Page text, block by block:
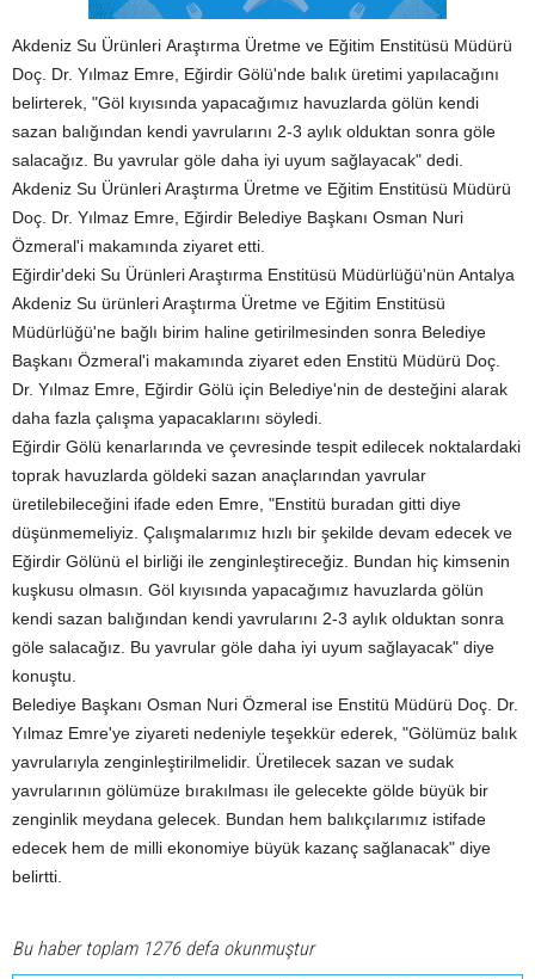
Akdeniz Su Ürünleri Araştırma Üretme ve Eğitim Enstitüsü Müdürü
Doç. Dr. Yılmaz Emre, Eğirdir Gölü'nde balık üretimi yapılacağını
belirterek, "Göl kıyısında yapacağımız havuzlarda gölün kendi
sazan balığından kendi yavrularını 2-3 aylık olduktan sonra göle
salacağız. Bu yavrular göle daha iyi uyum sağlayacak" dedi.
Akdeniz Su Ürünleri Araştırma Üretme ve Eğitim Enstitüsü Müdürü
Doç. Dr. Yılmaz Emre, Eğirdir Belediye Başkanı Osman Nuri
Özmeral'i makamında ziyaret etti.
Eğirdir'deki Su Ürünleri Araştırma Enstitüsü Müdürlüğü'nün Antalya
Akdeniz Su ürünleri Araştırma Üretme ve Eğitim Enstitüsü
Müdürlüğü'ne bağlı birim haline getirilmesinden sonra Belediye
Başkanı Özmeral'i makamında ziyaret eden Enstitü Müdürü Doç.
Dr. Yılmaz Emre, Eğirdir Gölü için Belediye'nin de desteğini alarak
daha fazla çalışma yapacaklarını söyledi.
Eğirdir Gölü kenarlarında ve çevresinde tespit edilecek noktalardaki
toprak havuzlarda göldeki sazan anaçlarından yavrular
üretilebileceğini ifade eden Emre, "Enstitü buradan gitti diye
düşünmemeliyiz. Çalışmalarımız hızlı bir şekilde devam edecek ve
Eğirdir Gölünü el birliği ile zenginleştireceğiz. Bundan hiç kimsenin
kuşkusu olmasın. Göl kıyısında yapacağımız havuzlarda gölün
kendi sazan balığından kendi yavrularını 2-3 aylık olduktan sonra
göle salacağız. Bu yavrular göle daha iyi uyum sağlayacak" diye
konuştu.
Belediye Başkanı Osman Nuri Özmeral ise Enstitü Müdürü Doç. Dr.
Yılmaz Emre'ye ziyareti nedeniyle teşekkür ederek, "Gölümüz balık
yavrularıyla zenginleştirilmelidir. Üretilecek sazan ve sudak
yavrularının gölümüze bırakılması ile gelecekte gölde büyük bir
zenginlik meydana gelecek. Bundan hem balıkçılarımız istifade
edecek hem de milli ekonomiye büyük kazanç sağlanacak" diye
belirtti.
Bu haber toplam 1276 defa okunmuştur